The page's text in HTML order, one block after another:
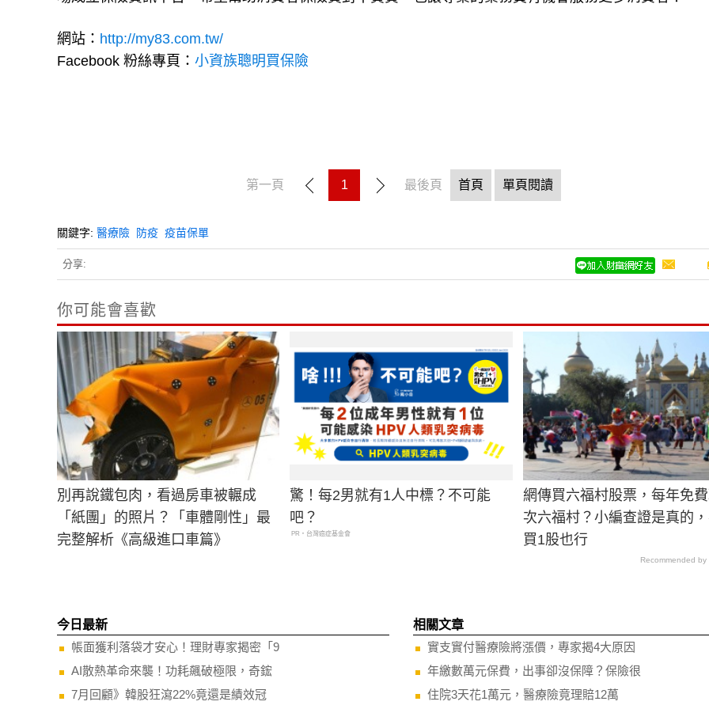
網站： http://my83.com.tw/
Facebook 粉絲專頁： 小資族聰明買保險
第一頁 1 最後頁 首頁 單頁閱讀
關鍵字: 醫療險 防疫 疫苗保單
分享:
你可能會喜歡
別再說鐵包肉，看過房車被輾成
「紙團」的照片？「車體剛性」最
完整解析《高級進口車篇》
驚！每2男就有1人中標？不可能
吧？
PR・台灣癌症基金會
網傳買六福村股票，每年免
次六福村？小編查證是真的
買1股也行
Recommended by
今日最新
帳面獲利落袋才安心！理財專家揭密「9
AI散熱革命來襲！功耗飆破極限，奇鋐
7月回顧》韓股狂瀉22%竟還是績效冠
相關文章
實支實付醫療險將漲價，專家揭4大原因
年繳數萬元保費，出事卻沒保障？保險很
住院3天花1萬元，醫療險竟理賠12萬